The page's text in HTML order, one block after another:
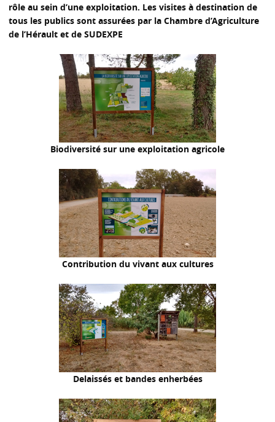
rôle au sein d’une exploitation. Les visites à destination de
tous les publics sont assurées par la Chambre d’Agriculture
de l’Hérault et de SUDEXPE
Biodiversité sur une exploitation agricole
Contribution du vivant aux cultures
Delaissés et bandes enherbées